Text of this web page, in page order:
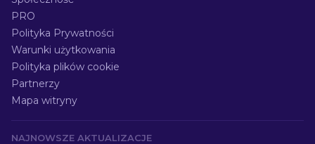
PRO
Polityka Prywatności
Warunki użytkowania
Polityka plików cookie
Partnerzy
Mapa witryny
NAJNOWSZE AKTUALIZACJE